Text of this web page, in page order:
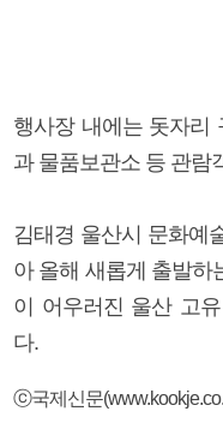
행사장 내에는 돗자리
과 물품보관소 등 관람
김태경 울산시 문화예
아 올해 새롭게 출발하
이 어우러진 울산 고
다.
ⓒ국제신문